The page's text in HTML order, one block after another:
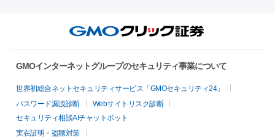
GMOインターネットグループのセキュリティ事業について
世界初総合ネットセキュリティサービス「GMOセキュリティ24」
パスワード漏洩診断
Webサイトリスク診断
セキュリティ相談AIチャットボット
実在証明・盗聴対策